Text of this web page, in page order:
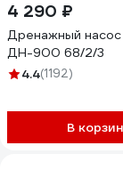
4 290 ₽
Дренажный насос
ДН-900 68/2/3
4.4(1192)
В